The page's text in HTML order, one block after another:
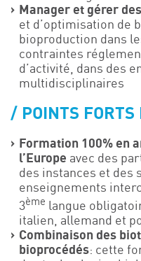
Manager et gérer
et d’optimisation de
bioproduction dans
contraintes
d’activité, dans des
multidisciplinaires
POINTS
Formation 100% en
l’Europe avec des
des instances et des
enseignements
3ème langue
italien, allemand et
Combinaison des
bioprocédés: cette